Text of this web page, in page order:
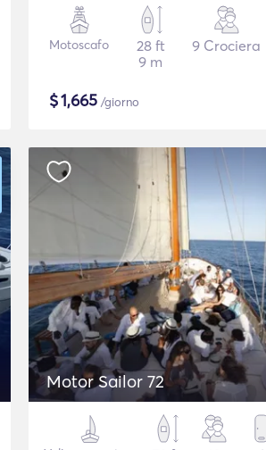
Motoscafo
28 ft
9 m
9 Crociera
$1,665 /giorno
Motor Sailor 72